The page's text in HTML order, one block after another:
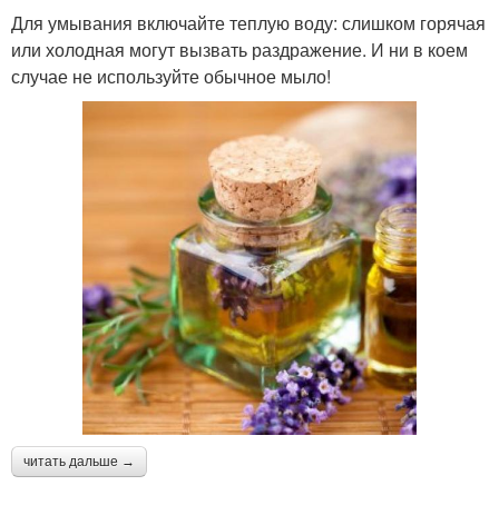
Для умывания включайте теплую воду: слишком горячая
или холодная могут вызвать раздражение. И ни в коем
случае не используйте обычное мыло!
читать дальше →